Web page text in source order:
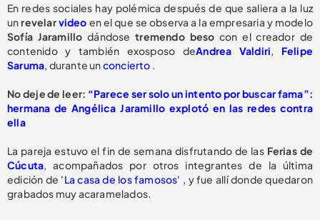
En redes sociales hay polémica después de que saliera a la luz
unrevelarvideo en el que se observa a la empresaria y modelo
Sofía Jaramillo dándosetremendo besocon el creador de
contenido y también exosposo deAndrea Valdiri, Felipe
Saruma, durante unconcierto .
No deje de leer: “Parece ser solo un intento por buscar fama”:
hermana de Angélica Jaramillo explotó en las redes contra
ella
La pareja estuvo el fin de semana disfrutando de las Ferias de
Cúcuta, acompañados por otros integrantes de la última
edición de 'La casa de los famosos' , y fue allí donde quedaron
grabados muy acaramelados.